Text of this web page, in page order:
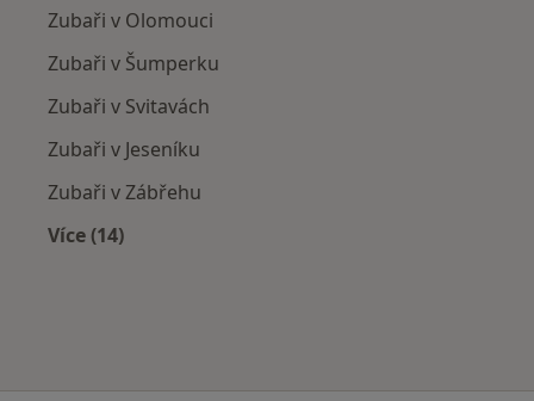
Zubaři v Olomouci
Zubaři v Šumperku
Zubaři v Svitavách
Zubaři v Jeseníku
Zubaři v Zábřehu
Více (14)